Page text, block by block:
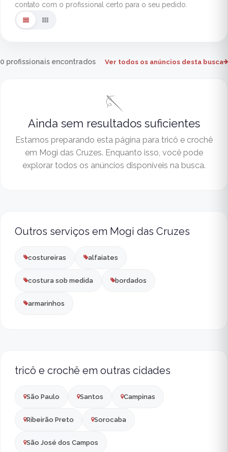
contato com o profissional certo para o seu pedido.
0 profissionais encontrados Ver todos os anúncios desta busca
🪡
Ainda sem resultados suficientes
Estamos preparando esta página para tricô e crochê
em Mogi das Cruzes. Enquanto isso, você pode
explorar todos os anúncios disponíveis na busca.
Outros serviços em Mogi das Cruzes
costureiras alfaiates
costura sob medida bordados
armarinhos
tricô e crochê em outras cidades
São Paulo Santos Campinas
Ribeirão Preto Sorocaba
São José dos Campos